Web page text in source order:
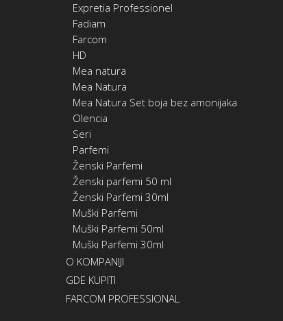
Expretia Professionel
Fadiam
Farcom
HD
Mea natura
Mea Natura
Mea Natura Set boja bez amonijaka
Olencia
Seri
Parfemi
Ženski Parfemi
Ženski parfemi 50 ml
Ženski Parfemi 30ml
Muški Parfemi
Muški Parfemi 50ml
Muški Parfemi 30ml
O KOMPANIJI
GDE KUPITI
FARCOM PROFESSIONAL